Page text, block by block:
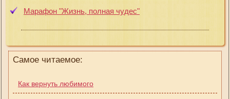
Марафон "Жизнь, полная чудес"
Самое читаемое:
Как вернуть любимого